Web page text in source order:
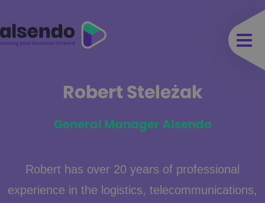
Robert Steleżak
General Manager Alsendo
Robert has over 20 years of professional
experience in the logistics, telecommunications,